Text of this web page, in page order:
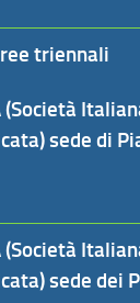
triennali
(Società
sede di
(Società
sede dei